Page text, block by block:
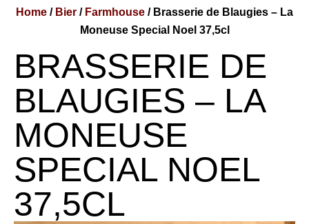
BIERPAKKETTEN
Home / Bier / Farmhouse / Brasserie de Blaugies – La
Moneuse Special Noel 37,5cl
BRASSERIE DE
BLAUGIES – LA
MONEUSE
SPECIAL NOEL
37,5CL